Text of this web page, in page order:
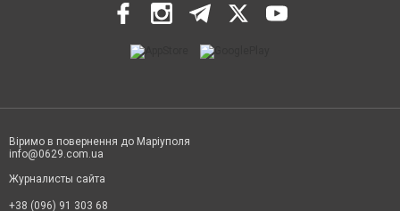
Віримо в повернення до Маріуполя
info@0629.com.ua
Журналисты сайта
+38 (096) 91 303 68